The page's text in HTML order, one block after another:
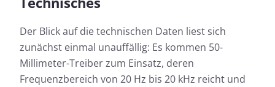
Der Blick auf die technischen Daten liest sich
zunächst einmal unauffällig: Es kommen 50-
Millimeter-Treiber zum Einsatz, deren
Frequenzbereich von 20 Hz bis 20 kHz reicht und